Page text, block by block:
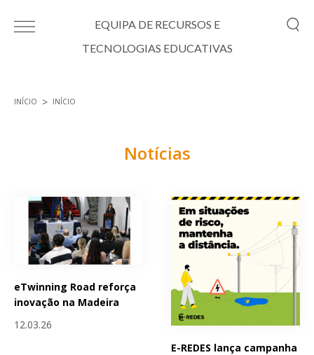
EQUIPA DE RECURSOS E
TECNOLOGIAS EDUCATIVAS
INÍCIO INÍCIO
Notícias
eTwinning Road reforça
inovação na Madeira
12.03.26
E-REDES lança campanha
Páginas